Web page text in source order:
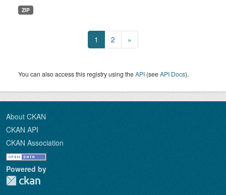
ZIP
1 2 »
You can also access this registry using theAPI (seeAPI Docs).
About CKAN
CKAN API
CKAN Association
Powered by